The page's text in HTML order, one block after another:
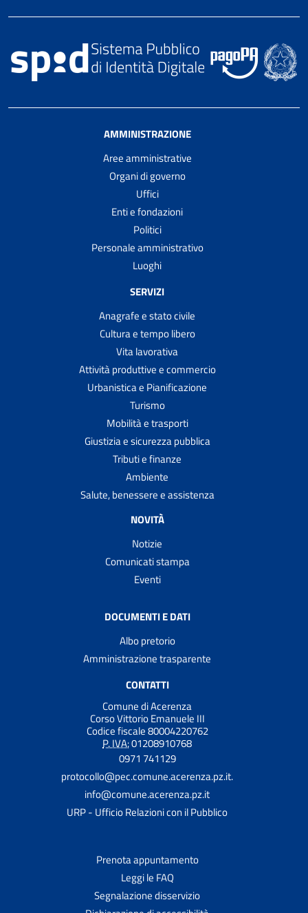
AMMINISTRAZIONE
Aree amministrative
Organi di governo
Uffici
Enti e fondazioni
Politici
Personale amministrativo
Luoghi
SERVIZI
Anagrafe e stato civile
Cultura e tempo libero
Vita lavorativa
Attività produttive e commercio
Urbanistica e Pianificazione
Turismo
Mobilità e trasporti
Giustizia e sicurezza pubblica
Tributi e finanze
Ambiente
Salute, benessere e assistenza
NOVITÀ
Notizie
Comunicati stampa
Eventi
DOCUMENTI E DATI
Albo pretorio
Amministrazione trasparente
CONTATTI
Comune di Acerenza
Corso Vittorio Emanuele III
Codice fiscale 80004220762
P. IVA:01208910768
0971 741129
protocollo@pec.comune.acerenza.pz.it.
info@comune.acerenza.pz.it
URP - Ufficio Relazioni con il Pubblico
Prenota appuntamento
Leggi le FAQ
Segnalazione disservizio